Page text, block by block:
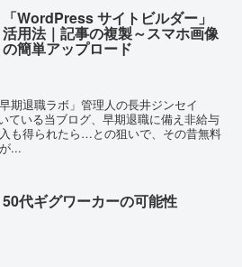
「WordPress サイトビルダー」
活用法｜記事の複製～スマホ画像
の簡単アップロード
期退職ラボ」管理人の長井ジンセイ
ている当ブログ、早期退職に備え非給与
も得られたら…との狙いで、その昔無料
...
50代ギグワーカーの可能性